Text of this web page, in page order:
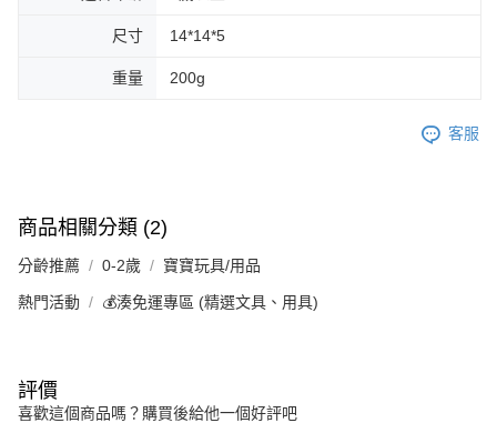
尺寸 14*14*5
重量 200g
客服
商品相關分類 (2)
分齡推薦 0-2歲 寶寶玩具/用品
熱門活動 💰湊免運專區 (精選文具、用具)
評價
喜歡這個商品嗎？購買後給他一個好評吧